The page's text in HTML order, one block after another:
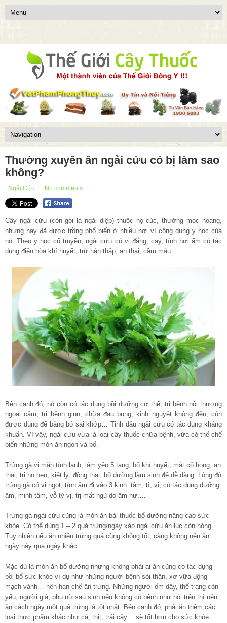
Thường xuyên ăn ngải cứu có bị làm sao
không?
Ngải Cứu No comments
Cây ngải cứu (còn gọi là ngải diệp) thuộc họ cúc, thường mọc hoang,
nhưng nay đã được trồng phổ biến ở nhiều nơi vì công dụng y học của
nó. Theo y học cổ truyền, ngải cứu có vị đắng, cay, tính hơi ấm có tác
dụng điều hòa khí huyết, trừ hàn thấp, an thai, cầm máu…
Bên cạnh đó, nó còn có tác dụng bồi dưỡng cơ thể, trị bệnh nội thương
ngoại cảm, trị bệnh giun, chữa đau bụng, kinh nguyệt không đều, còn
được dùng để băng bó sai khớp… Tinh dầu ngải cứu có tác dụng kháng
khuẩn. Vì vậy, ngải cứu vừa là loại cây thuốc chữa bệnh, vừa có thể chế
biến những món ăn ngon và bổ.
Trứng gà vị mặn tính lạnh, làm yên 5 tạng, bổ khí huyết, mát cổ họng, an
thai, trị ho hen, kiết lỵ, động thai, bổ dưỡng làm sinh đẻ dễ dàng. Lòng đỏ
trứng gà có vị ngọt, tính ấm đi vào 3 kinh: tâm, tì, vị, có tác dụng dưỡng
âm, minh tâm, vỗ tỳ vị, trị mất ngủ do âm hư,…
Trứng gà ngải cứu cũng là món ăn bài thuốc bổ dưỡng nâng cao sức
khỏe. Có thể dùng 1 – 2 quả trứng/ngày xào ngải cứu ăn lúc còn nóng.
Tuy nhiên nếu ăn nhiều trứng quá cũng không tốt, càng không nên ăn
ngày này qua ngày khác.
Mặc dù là món ăn bổ dưỡng nhưng không phải ai ăn cũng có tác dụng
bồi bổ sức khỏe ví dụ như những người bệnh sỏi thận, xơ vữa động
mạch vành… nên hạn chế ăn trứng. Những người ốm dậy, thể trạng còn
yếu, người già, phụ nữ sau sinh nếu không có bệnh như nói trên thì nên
ăn cách ngày một quả trứng là tốt nhất. Bên cạnh đó, phải ăn thêm các
loại thực phẩm khác như cá, thịt, trái cây… sẽ tốt hơn cho sức khỏe.